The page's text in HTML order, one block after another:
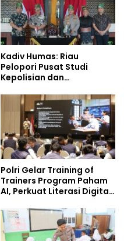
Kadiv Humas: Riau
Pelopori Pusat Studi
Kepolisian dan
Policing Masuki Babak
Polri Gelar Training of
Trainers Program Paham
AI, Perkuat Literasi Digital